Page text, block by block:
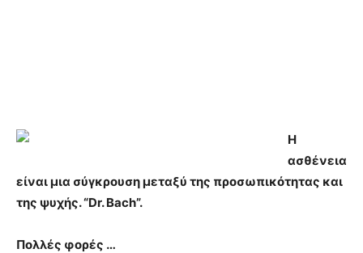
Η
ασθένεια
είναι μια σύγκρουση μεταξύ της προσωπικότητας και
της ψυχής. “Dr. Bach”.
Πολλές φορές …